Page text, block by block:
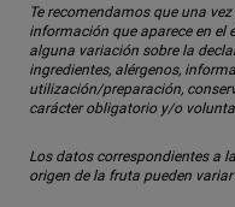
Te recomendamos que una
información que aparece en el
alguna variación sobre la
ingredientes, alérgenos,
utilización/preparación,
carácter obligatorio y/o
Los datos correspondientes a
origen de la fruta pueden